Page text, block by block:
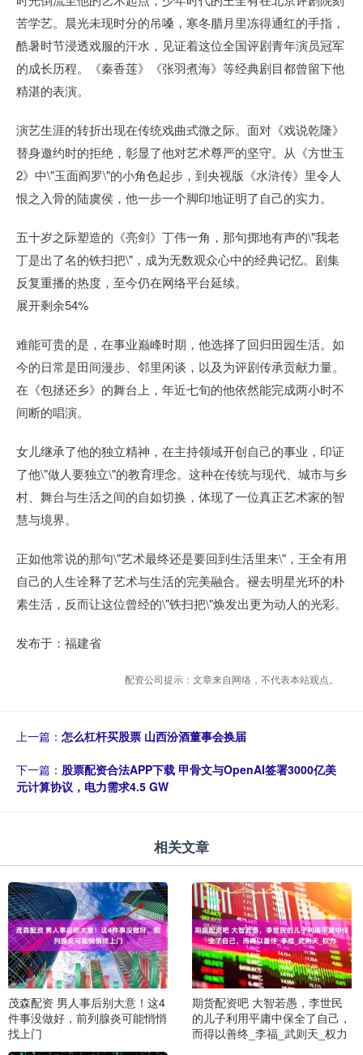
苦学艺。晨光未现时分的吊嗓，寒冬腊月里冻得通红的手指，
酷暑时节浸透戏服的汗水，见证着这位全国评剧青年演员冠军
的成长历程。《秦香莲》《张羽煮海》等经典剧目都曾留下他
精湛的表演。
演艺生涯的转折出现在传统戏曲式微之际。面对《戏说乾隆》
替身邀约时的拒绝，彰显了他对艺术尊严的坚守。从《方世玉
2》中\"玉面阎罗\"的小角色起步，到央视版《水浒传》里令人
恨之入骨的陆虞侯，他一步一个脚印地证明了自己的实力。
五十岁之际塑造的《亮剑》丁伟一角，那句掷地有声的\"我老
丁是出了名的铁扫把\"，成为无数观众心中的经典记忆。剧集
反复重播的热度，至今仍在网络平台延续。
展开剩余54%
难能可贵的是，在事业巅峰时期，他选择了回归田园生活。如
今的日常是田间漫步、邻里闲谈，以及为评剧传承贡献力量。
在《包拯还乡》的舞台上，年近七旬的他依然能完成两小时不
间断的唱演。
女儿继承了他的独立精神，在主持领域开创自己的事业，印证
了他\"做人要独立\"的教育理念。这种在传统与现代、城市与乡
村、舞台与生活之间的自如切换，体现了一位真正艺术家的智
慧与境界。
正如他常说的那句\"艺术最终还是要回到生活里来\"，王全有用
自己的人生诠释了艺术与生活的完美融合。褪去明星光环的朴
素生活，反而让这位曾经的\"铁扫把\"焕发出更为动人的光彩。
发布于：福建省
配资公司提示：文章来自网络，不代表本站观点。
上一篇： 怎么杠杆买股票 山西汾酒董事会换届
下一篇： 股票配资合法APP下载 甲骨文与OpenAI签署3000亿美
元计算协议，电力需求4.5 GW
相关文章
茂森配资 男人事后别大意！这4
件事没做好，前列腺炎可能悄悄
找上门
期货配资吧 大智若愚，李世民
的儿子利用平庸中保全了自己，
而得以善终_李福_武则天_权力